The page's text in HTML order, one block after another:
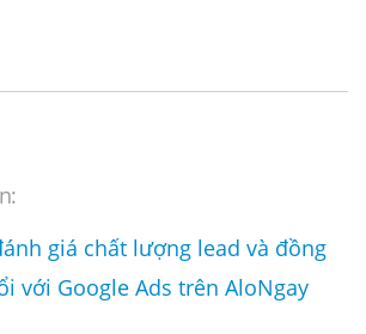
giá chất lượng lead và đồng
với Google Ads trên AloNgay